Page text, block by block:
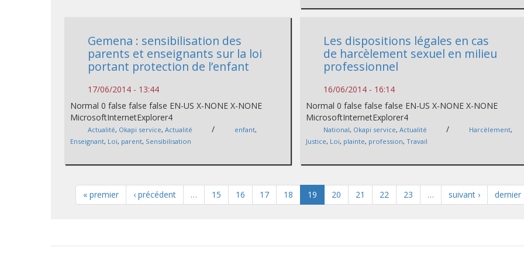
Gemena : sensibilisation des
parents et enseignants sur la loi
portant protection de l’enfant
17/06/2014 - 13:44
Normal 0 false false false EN-US X-NONE X-NONE
MicrosoftInternetExplorer4
Actualité, Okapi service,Actualité / enfant,
Enseignant, Loi, parent, Sensibilisation
Les dispositions légales en cas
de harcèlement sexuel en milieu
professionnel
16/06/2014 - 16:14
Normal 0 false false false EN-US X-NONE X-NONE
MicrosoftInternetExplorer4
National, Okapi service,Actualité / Harcèlement,
Justice, Loi, plainte, profession,Travail
« premier ‹ précédent … 15 16 17 18 19 20 21 22 23 … suivant › dernier